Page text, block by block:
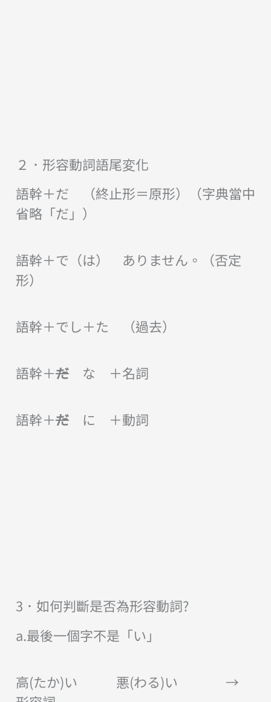
２．形容動詞語尾変化
語幹＋だ （終止形＝原形）（字典當中
省略「だ」）
語幹＋で（は） ありません。（否定
形）
語幹＋でし＋た （過去）
語幹＋だな ＋名詞
語幹＋だに ＋動詞
3．如何判斷是否為形容動詞?
a.最後一個字不是「い」
高(たか)い 悪(わる)い →